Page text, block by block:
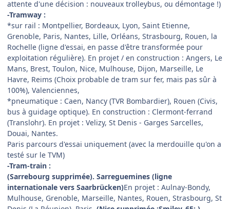
attente d'une décision : nouveaux trolleybus, ou démontage !)
-Tramway :
*sur rail : Montpellier, Bordeaux, Lyon, Saint Etienne,
Grenoble, Paris, Nantes, Lille, Orléans, Strasbourg, Rouen, la
Rochelle (ligne d'essai, en passe d'être transformée pour
exploitation régulière). En projet / en construction : Angers, Le
Mans, Brest, Toulon, Nice, Mulhouse, Dijon, Marseille, Le
Havre, Reims (Choix probable de tram sur fer, mais pas sûr à
100%), Valenciennes,
*pneumatique : Caen, Nancy (TVR Bombardier), Rouen (Civis,
bus à guidage optique). En construction : Clermont-ferrand
(Translohr). En projet : Velizy, St Denis - Garges Sarcelles,
Douai, Nantes.
Paris parcours d'essai uniquement (avec la merdouille qu'on a
testé sur le TVM)
-Tram-train :
(Sarrebourg supprimée). Sarreguemines (ligne
internationale vers Saarbrücken)En projet : Aulnay-Bondy,
Mulhouse, Grenoble, Marseille, Nantes, Rouen, Strasbourg, St